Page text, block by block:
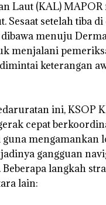
Laut (KAL)
Sesaat setelah tiba
menuju
menjalani
keterangan
ini, KSOP
cepat
mengamankan
gangguan
langkah
lain: